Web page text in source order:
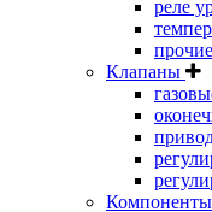
реле
прочие
Клапаны